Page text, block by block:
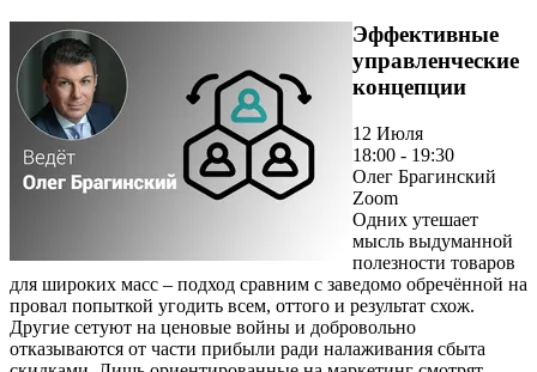
Эффективные
управленческие
концепции
12 Июля
18:00 - 19:30
Олег Брагинский
Zoom
Одних утешает
мысль выдуманной
полезности товаров
для широких масс – подход сравним с заведомо обречённой на
провал попыткой угодить всем, оттого и результат схож.
Другие сетуют на ценовые войны и добровольно
отказываются от части прибыли ради налаживания сбыта